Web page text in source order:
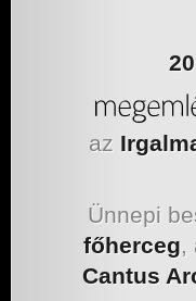
az
Ünnepi
főherceg,
Cantus